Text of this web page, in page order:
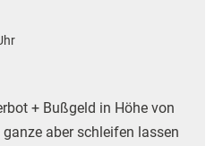
+ Bußgeld in Höhe von
aber schleifen lassen